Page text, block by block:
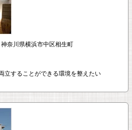
神奈川県横浜市中区相生町
立することができる環境を整えたい